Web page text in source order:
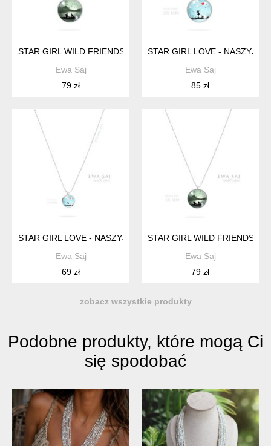
STAR GIRL WILD FRIENDS (WILKI) - NASZYJNIK STALOWY 20
Ewa Saj
79 zł
STAR GIRL LOVE -
Ewa Saj
85 zł
STAR GIRL LOVE - NASZYJNIK STALOWY MINI 10 MM
Ewa Saj
69 zł
STAR GIRL WILD FRIENDS
Ewa Saj
79 zł
zobacz wszystkie produkty
Podobne produkty, które mogą Ci
się spodobać